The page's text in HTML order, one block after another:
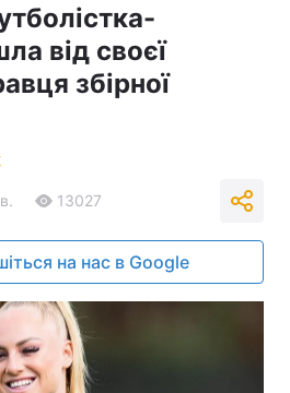
від своєї
збірної
13027
на нас в Google